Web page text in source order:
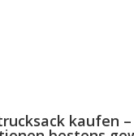
kaufen